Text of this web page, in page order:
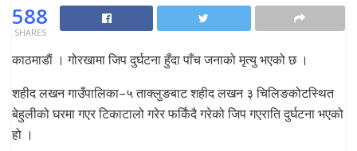
588
SHARES
काठमाडाैं । गोरखामा जिप दुर्घटना हुँदा पाँच जनाको मृत्यु भएको छ ।
शहीद लखन गाउँपालिका–५ ताक्लुङबाट शहीद लखन ३ चिलिङकोटस्थित
बेहुलीको घरमा गएर टिकाटालो गरेर फर्किंदै गरेको जिप गएराति दुर्घटना भएको
हो ।